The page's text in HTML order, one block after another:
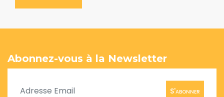
Abonnez-vous à la Newsletter
S'abonner